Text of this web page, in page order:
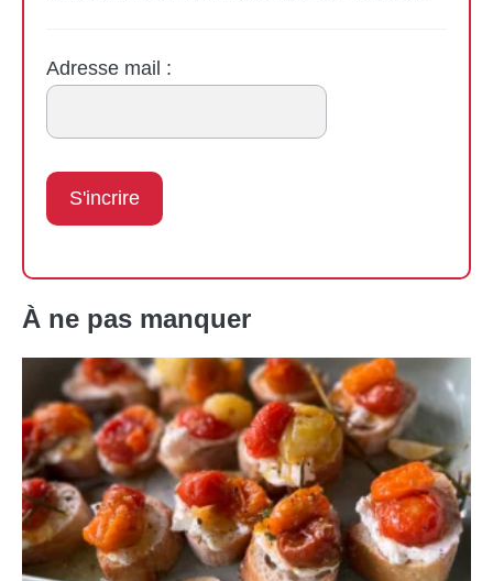
Adresse mail :
À ne pas manquer